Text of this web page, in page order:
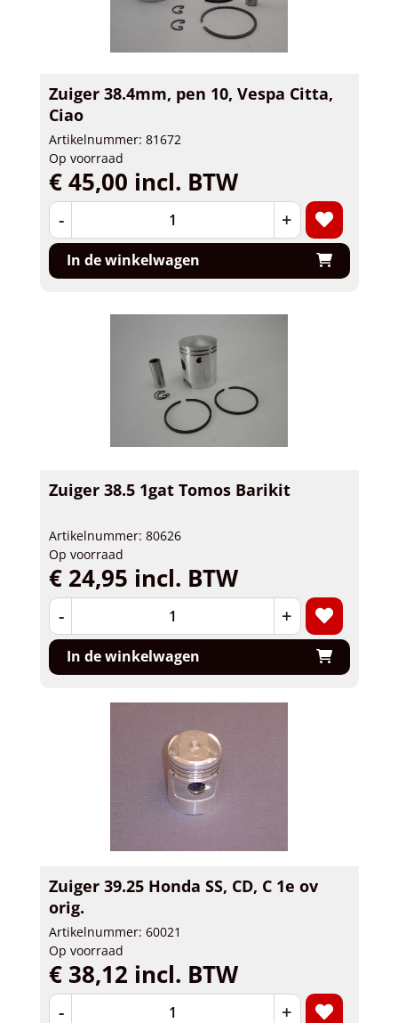
Zuiger 38.4mm, pen 10, Vespa Citta,
Ciao
Artikelnummer: 81672
Op voorraad
€ 45,00 incl. BTW
- +
In de winkelwagen
Zuiger 38.5 1gat Tomos Barikit
Artikelnummer: 80626
Op voorraad
€ 24,95 incl. BTW
- +
In de winkelwagen
Zuiger 39.25 Honda SS, CD, C 1e ov
orig.
Artikelnummer: 60021
Op voorraad
€ 38,12 incl. BTW
- +